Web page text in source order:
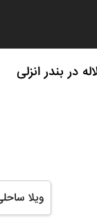
در بندر انزلی
ویلا